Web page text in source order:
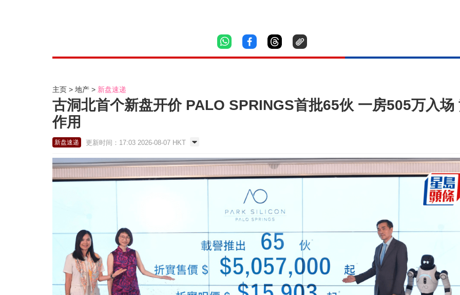
主页 地产 新盘速递
古洞北首个新盘开价 PALO SPRINGS首批65伙 一房505万入
作用
新盘速递 更新时间：17:03 2026-08-07 HKT